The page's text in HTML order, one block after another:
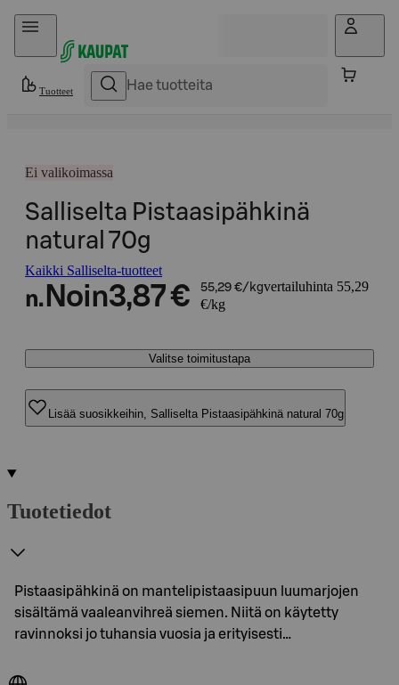
Hyppää sisältöön
Tuotteet
Ei valikoimassa
Salliselta Pistaasipähkinä
natural 70g
Kaikki Salliselta-tuotteet
n. Noin3,87 € 55,29 €/kgvertailuhinta 55,29
€/kg
Valitse toimitustapa
Lisää suosikkeihin, Salliselta Pistaasipähkinä natural 70g
Tuotetiedot
Pistaasipähkinä on mantelipistaasipuun luumarjojen
sisältämä vaaleanvihreä siemen. Niitä on käytetty
ravinnoksi jo tuhansia vuosia ja erityisesti…